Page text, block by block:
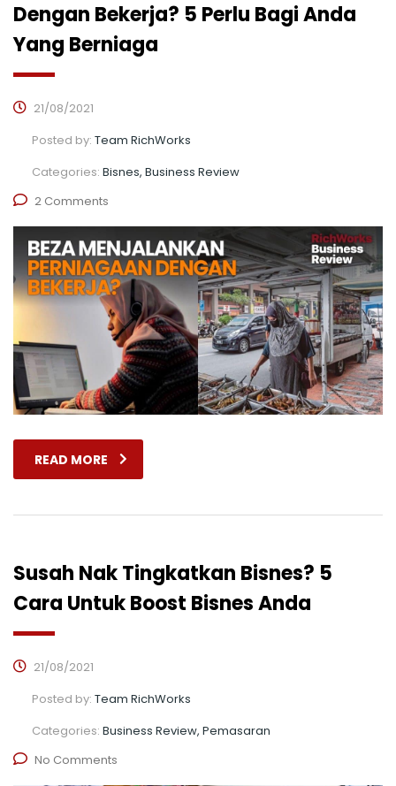
Dengan Bekerja? 5 Perlu Bagi Anda
Yang Berniaga
21/08/2021
Posted by: Team RichWorks
Categories: Bisnes, Business Review
2 Comments
READ MORE
Susah Nak Tingkatkan Bisnes? 5
Cara Untuk Boost Bisnes Anda
21/08/2021
Posted by: Team RichWorks
Categories: Business Review, Pemasaran
No Comments